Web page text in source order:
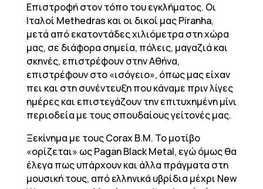
Επιστροφή στον τόπο του εγκλήματος. Οι
Ιταλοί Methedras και οι δικοί μας Piranha,
μετά από εκατοντάδες χιλιόμετρα στη χώρα
μας, σε διάφορα σημεία, πόλεις, μαγαζιά και
σκηνές, επιστρέφουν στην Αθήνα,
επιστρέφουν στο «ισόγειο», όπως μας είχαν
πει και στη συνέντευξη που κάναμε πριν λίγες
ημέρες και επιστεγάζουν την επιτυχημένη μίνι
περιοδεία με τους σπουδαίους γείτονές μας.
Ξεκίνημα με τους Corax B.M. To μοτίβο
«ορίζεται» ως Pagan Black Metal, εγώ όμως θα
έλεγα πως υπάρχουν και άλλα πράγματα στη
μουσική τους, από ελληνικά υβρίδια μέχρι New